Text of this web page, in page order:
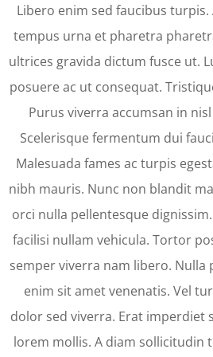
Libero enim sed faucibus turpis.
tempus urna et pharetra
ultrices gravida dictum fusce ut.
posuere ac ut consequat.
Purus viverra accumsan in
Scelerisque fermentum dui
Malesuada fames ac turpis
nibh mauris. Nunc non blandit
orci nulla pellentesque
facilisi nullam vehicula. Tortor
semper viverra nam libero. Nulla
enim sit amet venenatis. Vel
dolor sed viverra. Erat imperdiet
lorem mollis. A diam sollicitudin